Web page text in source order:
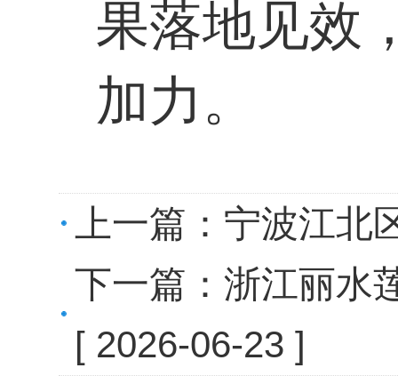
果落地见效
加力。
上一篇： 宁波江北
下一篇： 浙江丽水
[ 2026-06-23 ]